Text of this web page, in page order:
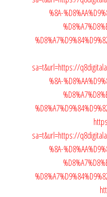
%8A-
sa=t&url=https://
%8A-
sa=t&url=https://
%8A-